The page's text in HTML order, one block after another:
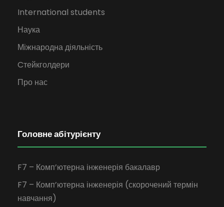
International students
Наука
Міжнародна діяльність
Cтейкголдери
Про нас
Головне абітурієнту
F7 – Комп’ютерна інженерія бакалавр
F7 – Комп’ютерна інженерія (скорочений термін
навчання)